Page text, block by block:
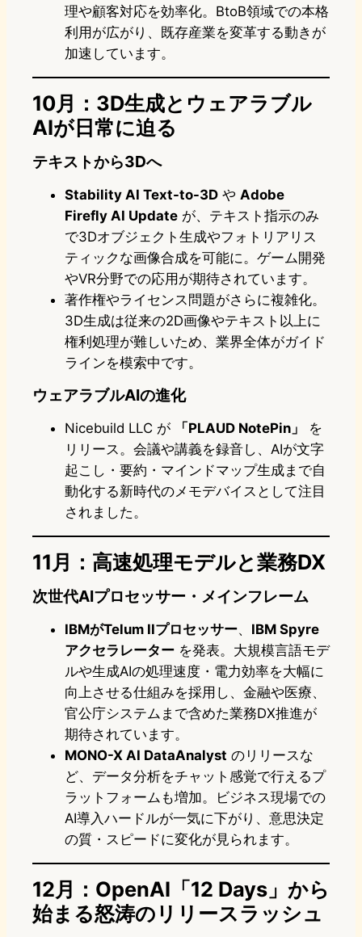
理や顧客対応を効率化。BtoB領域での本格
利用が広がり、既存産業を変革する動きが
加速しています。
10月：3D生成とウェアラブル
AIが日常に迫る
テキストから3Dへ
Stability AI Text-to-3D や Adobe
Firefly AI Update が、テキスト指示のみ
で3Dオブジェクト生成やフォトリアリス
ティックな画像合成を可能に。ゲーム開発
やVR分野での応用が期待されています。
著作権やライセンス問題がさらに複雑化。
3D生成は従来の2D画像やテキスト以上に
権利処理が難しいため、業界全体がガイド
ラインを模索中です。
ウェアラブルAIの進化
Nicebuild LLC が 「PLAUD NotePin」
を
リリース。会議や講義を録音し、AIが文字
起こし・要約・マインドマップ生成まで自
動化する新時代のメモデバイスとして注目
されました。
11月：高速処理モデルと業務DX
次世代AIプロセッサー・メインフレーム
IBMがTelum IIプロセッサー、 IBM Spyre
アクセラレーター を発表。大規模言語モデ
ルや生成AIの処理速度・電力効率を大幅に
向上させる仕組みを採用し、金融や医療、
官公庁システムまで含めた業務DX推進が
期待されています。
MONO-X AI DataAnalyst のリリースな
ど、データ分析をチャット感覚で行えるプ
ラットフォームも増加。ビジネス現場での
AI導入ハードルが一気に下がり、意思決定
の質・スピードに変化が見られます。
12月：OpenAI「12 Days」から
始まる怒涛のリリースラッシュ